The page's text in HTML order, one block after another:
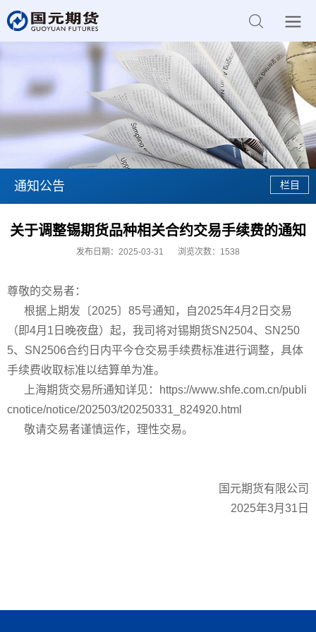
通知公告
关于调整锡期货品种相关合约交易手续费的通知
发布日期：2025-03-31 浏览次数： 1538
尊敬的交易者：
根据上期发〔2025〕85号通知，自2025年4月2日交易
（即4月1日晚夜盘）起，我司将对锡期货SN2504、SN250
5、SN2506合约日内平今仓交易手续费标准进行调整，具体
手续费收取标准以结算单为准。
上海期货交易所通知详见：
https://www.shfe.com.cn/publi
cnotice/notice/202503/t20250331_824920.html
敬请交易者谨慎运作，理性交易。
国元期货有限公司
2025年3月31日